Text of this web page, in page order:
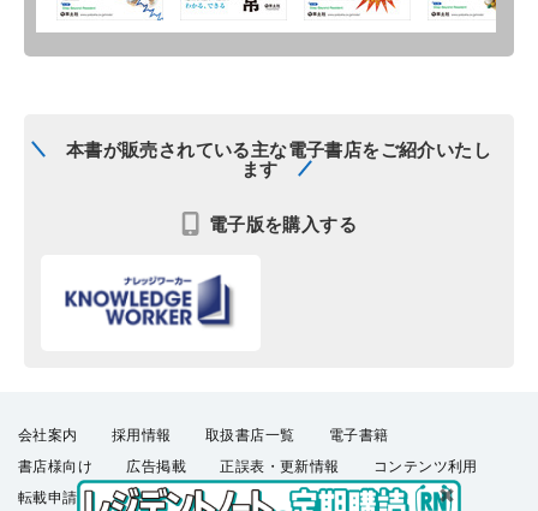
本書が販売されている主な電子書店をご紹介いたし
ます
電子版を購入する
会社案内 採用情報 取扱書店一覧
電子書籍
書店様向け
広告掲載 正誤表・更新情報
コンテンツ利用
転載申請
プライバシーポリシー 羊土社会員規約